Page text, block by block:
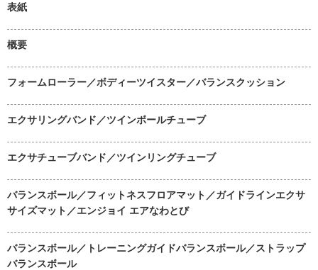
表紙
概要
フォームローラー／ボディーツイスター／バランスクッション
エクサリングバンド／ツインボールチューブ
エクサチューブバンド／ツインリングチューブ
バランスボール／フィットネスフロアマット／ガイドラインエクサ
サイズマット／エンジョイ エアなわとび
バランスボール／トレーニングガイドバランスボール／ストラップ
バランスボール